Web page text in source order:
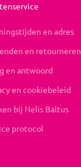
en adres
en retourneren
en antwoord
en cookiebeleid
bij Nelis Baltus
protocol